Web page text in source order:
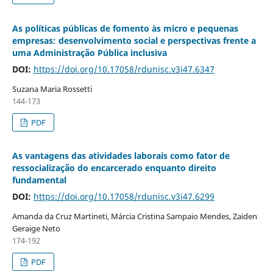
As políticas públicas de fomento às micro e pequenas
empresas: desenvolvimento social e perspectivas frente a
uma Administração Pública inclusiva
DOI: https://doi.org/10.17058/rdunisc.v3i47.6347
Suzana Maria Rossetti
144-173
PDF
As vantagens das atividades laborais como fator de
ressocialização do encarcerado enquanto direito
fundamental
DOI: https://doi.org/10.17058/rdunisc.v3i47.6299
Amanda da Cruz Martineti, Márcia Cristina Sampaio Mendes, Zaiden
Geraige Neto
174-192
PDF